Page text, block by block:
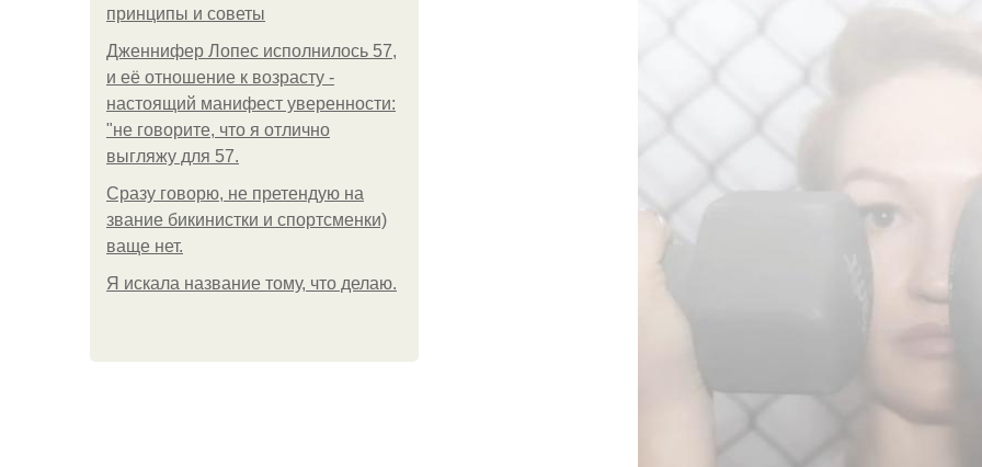
принципы и советы
Дженнифер Лопес исполнилось 57,
и её отношение к возрасту -
настоящий манифест уверенности:
"не говорите, что я отлично
выгляжу для 57.
Сразу говорю, не претендую на
звание бикинистки и спортсменки)
ваще нет.
Я искала название тому, что делаю.